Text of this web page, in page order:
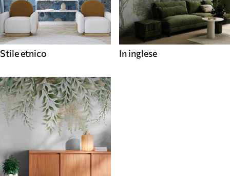
Stile etnico In inglese